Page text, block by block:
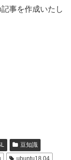
事を作成いたし
豆知識
ubuntu18.04